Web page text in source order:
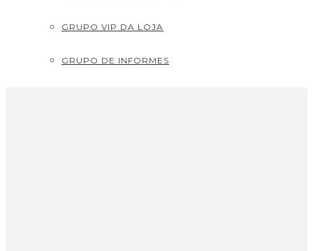
GRUPO VIP DA LOJA
GRUPO DE INFORMES